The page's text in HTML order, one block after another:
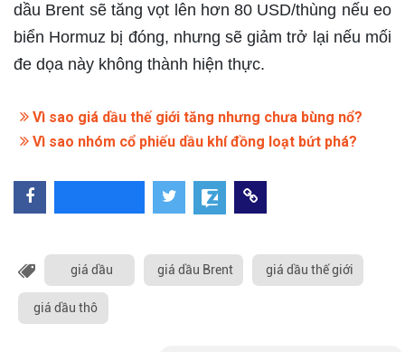
dầu Brent sẽ tăng vọt lên hơn 80 USD/thùng nếu eo
biển Hormuz bị đóng, nhưng sẽ giảm trở lại nếu mối
đe dọa này không thành hiện thực.
Vì sao giá dầu thế giới tăng nhưng chưa bùng nổ?
Vì sao nhóm cổ phiếu dầu khí đồng loạt bứt phá?
giá dầu giá dầu Brent giá dầu thế giới
giá dầu thô